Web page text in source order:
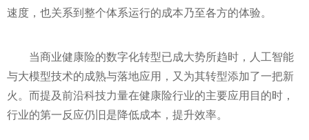
速度，也关系到整个体系运行的成本乃至各方的体验。
当商业健康险的数字化转型已成大势所趋时，人工智能
与大模型技术的成熟与落地应用，又为其转型添加了一把新
火。而提及前沿科技力量在健康险行业的主要应用目的时，
行业的第一反应仍旧是降低成本，提升效率。